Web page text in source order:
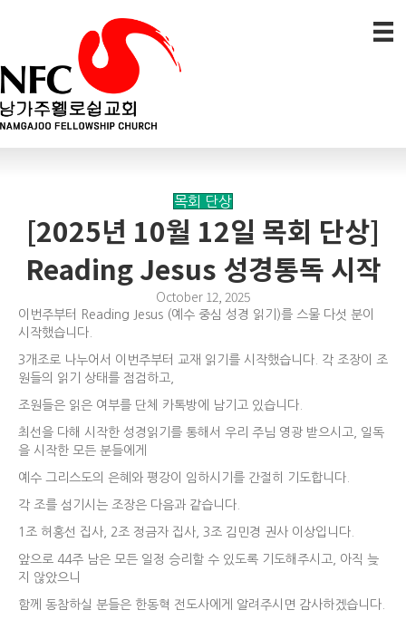
목회 단상
[2025년 10월 12일 목회 단상]
Reading Jesus 성경통독 시작
October 12, 2025
이번주부터 Reading Jesus (예수 중심 성경 읽기)를 스물 다섯 분이
시작했습니다.
3개조로 나누어서 이번주부터 교재 읽기를 시작했습니다. 각 조장이 조
원들의 읽기 상태를 점검하고,
조원들은 읽은 여부를 단체 카톡방에 남기고 있습니다.
최선을 다해 시작한 성경읽기를 통해서 우리 주님 영광 받으시고, 일독
을 시작한 모든 분들에게
예수 그리스도의 은혜와 평강이 임하시기를 간절히 기도합니다.
각 조를 섬기시는 조장은 다음과 같습니다.
1조 허홍선 집사, 2조 정금자 집사, 3조 김민경 권사 이상입니다.
앞으로 44주 남은 모든 일정 승리할 수 있도록 기도해주시고, 아직 늦
지 않았으니
함께 동참하실 분들은 한동혁 전도사에게 알려주시면 감사하겠습니다.